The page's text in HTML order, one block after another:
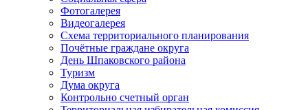
Фотогалерея
Видеогалерея
Схема территориального планирования
Почётные граждане округа
День Шпаковского района
Туризм
Дума округа
Контрольно счетный орган